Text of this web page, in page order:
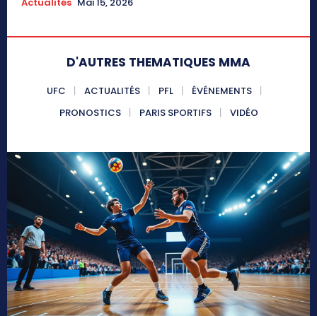
D'AUTRES THEMATIQUES MMA
UFC ACTUALITÉS PFL
ÉVÉNEMENTS
PRONOSTICS
PARIS SPORTIFS VIDÉO